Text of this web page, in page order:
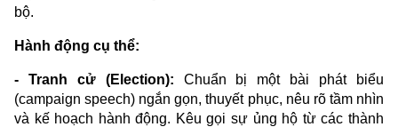
bộ.
Hành động cụ thể:
- Tranh cử (Election): Chuẩn bị một bài phát biểu
(campaign speech) ngắn gọn, thuyết phục, nêu rõ tầm nhìn
và kế hoạch hành động. Kêu gọi sự ủng hộ từ các thành